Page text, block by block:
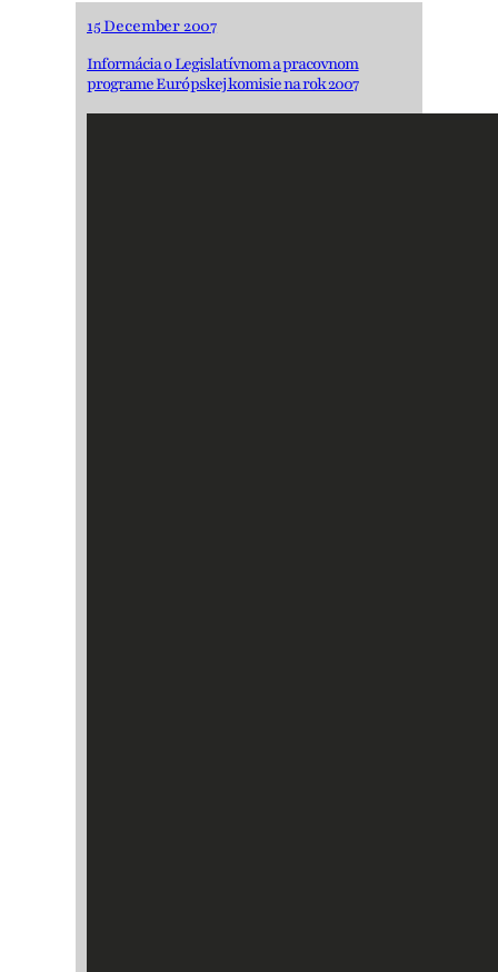
15 December 2007
Informácia o Legislatívnom a pracovnom
programe Európskej komisie na rok 2007